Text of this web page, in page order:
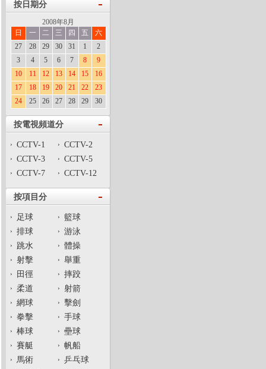
按日期分
2008年8月
日
一 二 三 四 五
六
27
28 29 30 31 1
2
3
4 5 6 7 8
9
10
11 12 13 14 15
16
17
18 19 20 21 22
23
24
25 26 27 28 29 30
按電視頻道分
CCTV-1
CCTV-2
CCTV-3
CCTV-5
CCTV-7
CCTV-12
按項目分
足球
籃球
排球
游泳
跳水
體操
射擊
舉重
田徑
摔跤
柔道
射箭
網球
擊劍
拳擊
手球
棒球
壘球
賽艇
帆船
馬術
乒乓球